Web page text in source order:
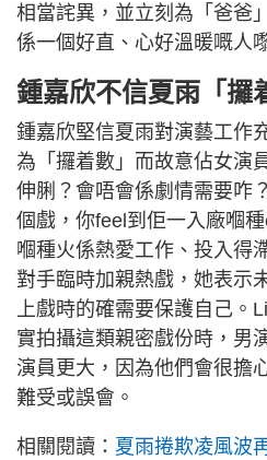
相當詫異，並立刻為「爸爸
係一個好直、心好溫暖嘅人
鍾嘉欣不信夏雨「攞
鍾嘉欣堅信夏雨對演藝工作
為「攞着數」而故意佔女演
伸脷？會唔會係劇情需要咋
個戲，你feel到佢一入廠嗰
嗰種火係熱愛工作、投入得
對手臨時加親熱戲，她表示
上戲時的確需要保護自己。
實拍攝這類親密戲份時，男
演員更大，因為他們會很擔
難受或誤會。
相關閱讀： 夏雨捲欺凌風波